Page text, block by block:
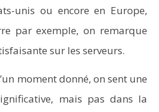
unis ou encore en Europe,
par exemple, on remarque
sur les serveurs.
moment donné, on sent une
mais pas dans la